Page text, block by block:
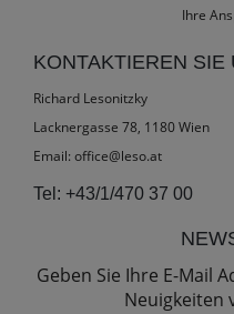
Ihre
KONTAKTIEREN SIE
Richard Lesonitzky
Lacknergasse 78, 1180 Wien
Email: office@leso.at
Tel: +43/1/470 37 00
Geben Sie Ihre E-Mail
Neuigkeiten